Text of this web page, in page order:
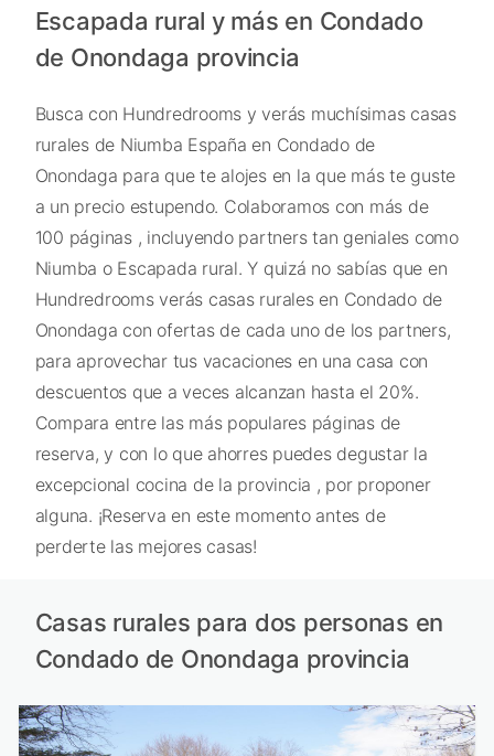
Escapada rural y más en Condado
de Onondaga provincia
Busca con Hundredrooms y verás muchísimas casas
rurales de Niumba España en Condado de
Onondaga para que te alojes en la que más te guste
a un precio estupendo. Colaboramos con más de
100 páginas , incluyendo partners tan geniales como
Niumba o Escapada rural. Y quizá no sabías que en
Hundredrooms verás casas rurales en Condado de
Onondaga con ofertas de cada uno de los partners,
para aprovechar tus vacaciones en una casa con
descuentos que a veces alcanzan hasta el 20%.
Compara entre las más populares páginas de
reserva, y con lo que ahorres puedes degustar la
excepcional cocina de la provincia , por proponer
alguna. ¡Reserva en este momento antes de
perderte las mejores casas!
Casas rurales para dos personas en
Condado de Onondaga provincia